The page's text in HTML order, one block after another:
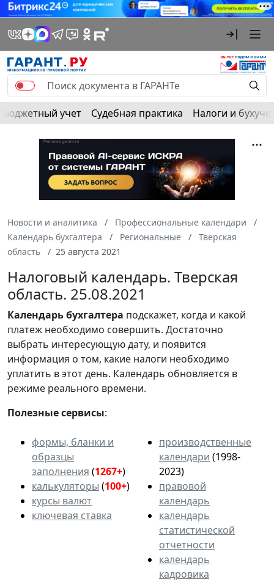
Бюджетный учет Судебная практика Налоги и
Новости и аналитика
Профессиональные календари
Календарь бухгалтера
Региональные
Тверская
область
25 августа 2021
Налоговый календарь. Тверская
область. 25.08.2021
Календарьбухгалтера подскажет, когда и какой
платеж необходимо совершить. Достаточно
выбрать интересующую дату, и появится
информация о том, какие налоги необходимо
уплатить в этот день. Календарь обновляется в
режиме реального времени.
Полезные сервисы:
формы, бланки и
образцы
заполнения (1267+)
калькуляторы (100+)
курсы валют
ключевая ставка
производственные
календари (1998-
2023)
правовой
календарь
календарь
статистической
отчетности
календарь
кадровика